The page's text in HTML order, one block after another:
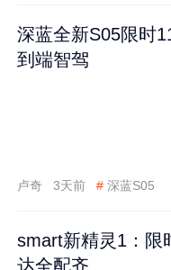
深蓝全新S05限时
到端智驾
卢奇 3天前 # 深蓝S05
smart新精灵1：限
达全配齐